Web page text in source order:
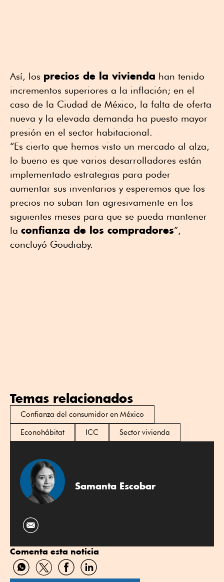
Así, los precios de la vivienda han tenido
incrementos superiores a la inflación; en el
caso de la Ciudad de México, la falta de oferta
nueva y la elevada demanda ha puesto mayor
presión en el sector habitacional.
“Es cierto que hemos visto un mercado al alza,
lo bueno es que varios desarrolladores están
implementado estrategias para poder
aumentar sus inventarios y esperemos que los
precios no suban tan agresivamente en los
siguientes meses para que se pueda mantener
la confianza de los compradores”,
concluyó Goudiaby.
Temas relacionados
Confianza del consumidor en México
Econohábitat
ICC Sector vivienda
Samanta Escobar
Comenta esta noticia
CompartirCompartirCompartirCompartir